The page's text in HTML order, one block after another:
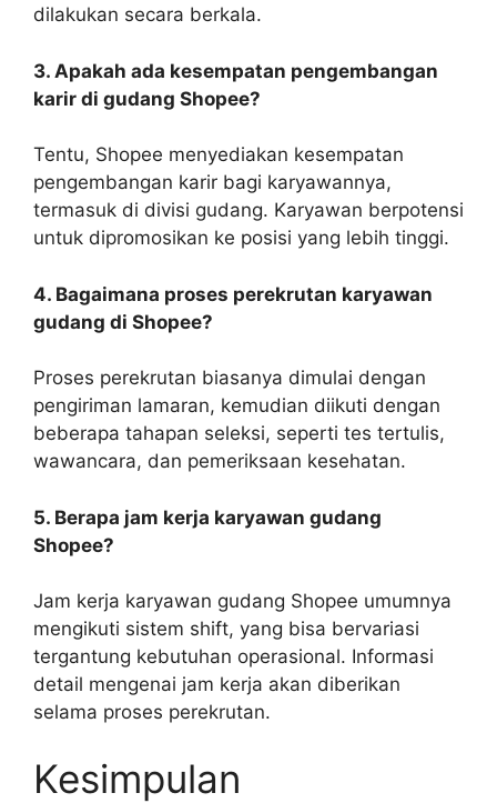
dilakukan secara berkala.
3. Apakah ada kesempatan pengembangan
karir di gudang Shopee?
Tentu, Shopee menyediakan kesempatan
pengembangan karir bagi karyawannya,
termasuk di divisi gudang. Karyawan berpotensi
untuk dipromosikan ke posisi yang lebih tinggi.
4. Bagaimana proses perekrutan karyawan
gudang di Shopee?
Proses perekrutan biasanya dimulai dengan
pengiriman lamaran, kemudian diikuti dengan
beberapa tahapan seleksi, seperti tes tertulis,
wawancara, dan pemeriksaan kesehatan.
5. Berapa jam kerja karyawan gudang
Shopee?
Jam kerja karyawan gudang Shopee umumnya
mengikuti sistem shift, yang bisa bervariasi
tergantung kebutuhan operasional. Informasi
detail mengenai jam kerja akan diberikan
selama proses perekrutan.
Kesimpulan